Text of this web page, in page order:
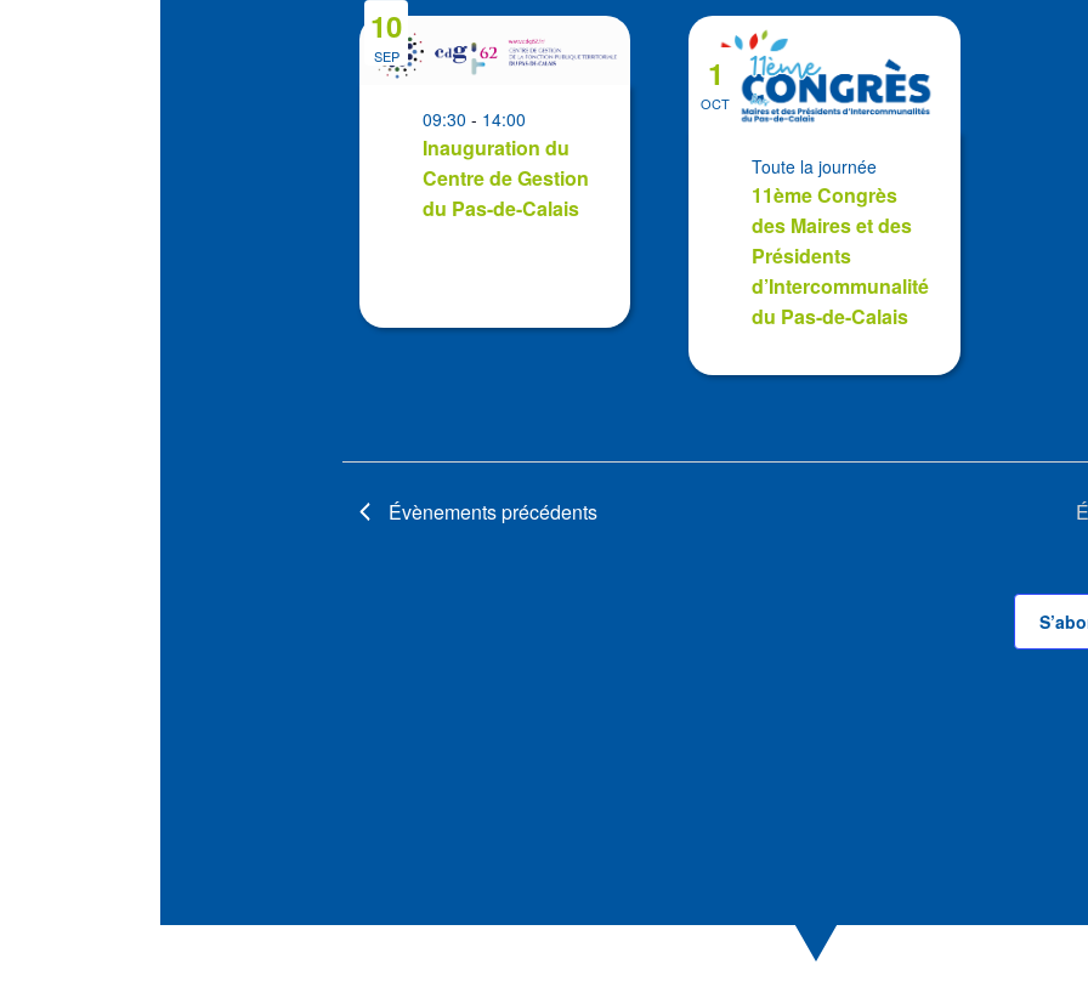
la
List
events
Photo
SEP
10
Inauguration du
Centre de Gestion
du Pas-de-Calais
09:30 - 14:00
OCT
1
11ème Congrès
des Maires et des
Présidents
d’Intercommunalité
du Pas-de-Calais
Toute la journée
Évènementsprécédents